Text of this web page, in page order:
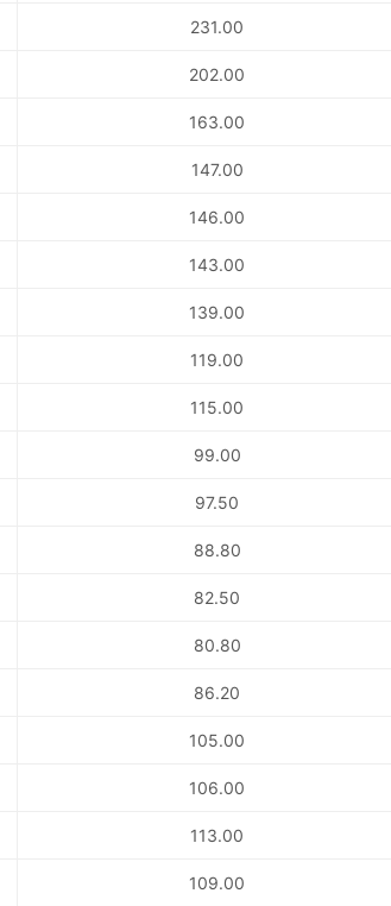
231.00
202.00
163.00
147.00
146.00
143.00
139.00
119.00
115.00
99.00
97.50
88.80
82.50
80.80
86.20
105.00
106.00
113.00
109.00